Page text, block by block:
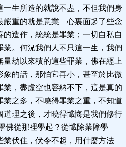
一生所造的就說不盡，不但我們身
嚴重的就是意業，心裏面起了些念
造作，統統是罪業；一切自私自
。何況我們人不只這一生，我們
量劫以來積的這些罪業，佛在經上
象的話，那怕它再小，甚至於比微
業，盡虛空也容納不下，這是真的
業之多，不曉得罪業之重，不知道
道理之後，才曉得懺悔是我們修行
佛從那裡學起？從懺除業障學
業伏住，伏令不起，用什麼方法